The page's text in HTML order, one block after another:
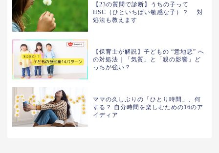
【23の質問で診断】うちの子って
HSC（ひといちばい敏感な子）？ 対
処法も教えます
【保育士が解説】子どもの “意地悪” へ
の対処法｜「気質」と「親の影響」ど
っちが強い？
ママの久しぶりの「ひとり時間」、何
する？ 自分時間を楽しむための16のア
イディア